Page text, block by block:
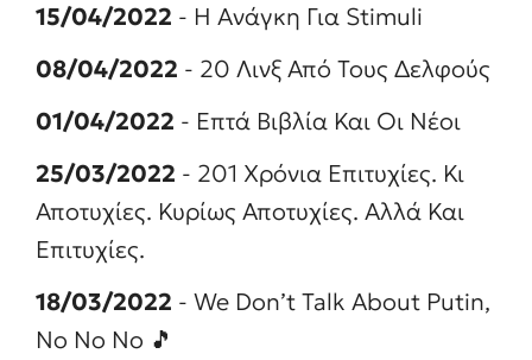
15/04/2022 - Η Ανάγκη Για Stimuli
08/04/2022 - 20 Λινξ Από Τους Δελφούς
01/04/2022 - Επτά Βιβλία Και Οι Νέοι
25/03/2022 - 201 Χρόνια Επιτυχίες. Κι
Αποτυχίες. Κυρίως Αποτυχίες. Αλλά Και
Επιτυχίες.
18/03/2022 - We Don’t Talk About Putin,
No No No 🎵